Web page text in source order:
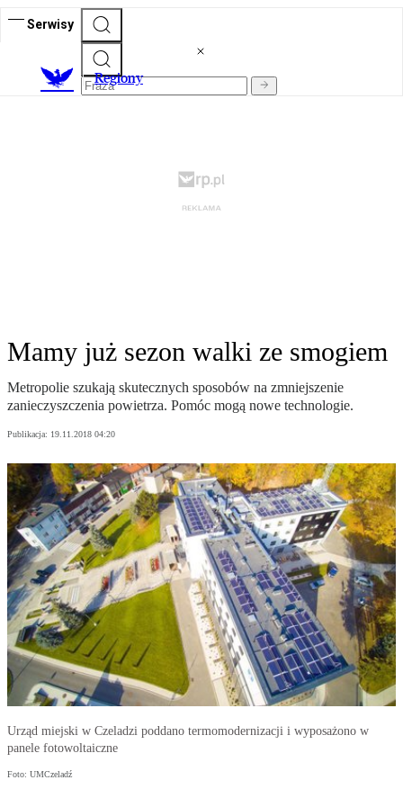
Serwisy
Regiony
Mamy już sezon walki ze smogiem
Metropolie szukają skutecznych sposobów na zmniejszenie
zanieczyszczenia powietrza. Pomóc mogą nowe technologie.
Publikacja: 19.11.2018 04:20
Urząd miejski w Czeladzi poddano termomodernizacji i wyposażono w
panele fotowoltaiczne
Foto: UMCzeladź